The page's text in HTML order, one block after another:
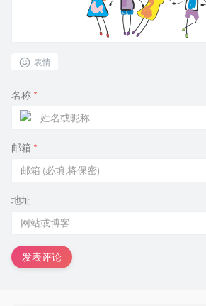
表情
名称 *
邮箱 *
地址
发表评论